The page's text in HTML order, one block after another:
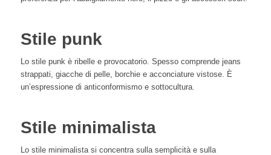
Stile punk
Lo stile punk è ribelle e provocatorio. Spesso comprende jeans
strappati, giacche di pelle, borchie e acconciature vistose. È
un’espressione di anticonformismo e sottocultura.
Stile minimalista
Lo stile minimalista si concentra sulla semplicità e sulla